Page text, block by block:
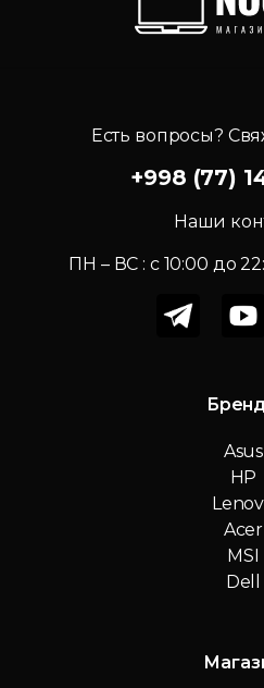
Есть вопросы?
+998 (77)
Наши
ПН – ВС : c 10:00 до
Asus
HP
Acer
MSI
Dell